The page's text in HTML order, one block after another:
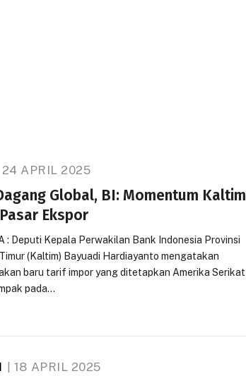
24 APRIL 2025
Global, BI: Momentum Kaltim
Ekspor
: Deputi Kepala Perwakilan Bank Indonesia Provinsi
(Kaltim) Bayuadi Hardiayanto mengatakan
baru tarif impor yang ditetapkan Amerika Serikat
pada…
18 APRIL 2025